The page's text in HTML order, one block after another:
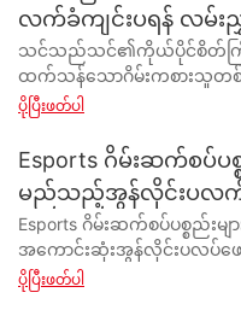
လက်ခံကျင်းပရန် လမ်း
သင်သည်သင်၏ကိုယ်ပိုင်စိတ်ကြိုက် PC အိတ်ကိုဖွင့်ရန်စိတ်အားထက်သန်သောဂိမ်းကစားသူတစ်ဦးလား။ နောက်ထပ်မကြည့်ပါနဲ့! အောင်မြင်သော ဂိမ်း PC case launch event ကို လက်ခံကျင်းပခြင်းအတွက် ကျွန်ုပ်တို့၏ပြည့်စုံလမ်းညွှန်ချက်သည် သင့်ပွဲအား ပြင်းထန်စွာအောင်မြင်စေရန်အတွက် လိုအပ်သောကိရိယာများနှင့် အကြံပြုချက်များအားလုံးကို ပေးမည်ဖြစ်ပါသည်။ အစီအစဥ်နှင့် ပရိုမိုးရှင်းမှ အမှတ်တရ စတင်မိတ်ဆက်ခြင်းအထိ၊ ဤဆောင်းပါးသည် သင့်အား အကျုံးဝင်စေပါသည်။ အမှန်တကယ်မမေ့နိုင်သောဂိမ်း PC case launch event ကိုကျင်းပခြင်း၏လျှို့ဝှက်ချက်များကိုသော့ဖွင့်ရန်ဆက်လက်ဖတ်ပါ။ - သင်၏ Gaming PC Case Launch Event ကို စီစဉ်ခြင်းနှင့် စီစဉ်ခြင်း။ ဂိမ်းဆော့သော PC case မိတ်ဆက်ပွဲကို စီစဉ်ခြင်းနှင့် စီစဉ်ခြင်းသည် စိတ်လှုပ်ရှားစရာကောင်းပြီး စိန်ခေါ်မှုတစ်ခုဖြစ်သည်။ ဂိမ်းဆော့သော PC case ပေးသွင်းသူ သို့မဟုတ် ထုတ်လုပ်သူအနေဖြင့်၊ အောင်မြင်သောပွဲတစ်ခုကို လက်ခံကျင်းပခြင်းက သင့်အမှတ်တံဆိပ်အတွက် buzz ကို ဖန်တီးပေးပြီး မြင်နိုင်စွမ်းကို တိုးမြင့်လာစေနိုင်ပါသည်။ ဤလမ်းညွှန်တွင်၊ သင်၏ ဂိမ်းဆော့သော PC case launch event သည် ကြီးကြီးမားမား အောင်မြင်ကြောင်း သေချာစေရန်အတွက် လိုအပ်သော အဆင့်များကို ပေးပါမည်။ ပထမဆုံးနှင့် အရေးကြီးဆုံးမှာ သင့်ပွဲအတွက် ရှင်းရှင်းလင်းလင်း ပန်းတိုင်တစ်ခု ချမှတ်ရန် အရေးကြီးပါသည်။ ထုတ်ကုန်လိုင်းအသစ်ကို ပြသရန်၊ ဦးဆောင်မှုများပြုလုပ်ရန် သို့မဟုတ် အမှတ်တံဆိပ်တစ်ခုသိရှိစေရန် ဖန်တီးရန် သင်ရှာဖွေနေပါသလား။ သင့်ရည်မှန်းချက်များကို ဖော်ထုတ်ပြီးသည်နှင့် သင်သည် ပွဲ၏ ထောက်ပံ့ပို့ဆောင်ရေးအစီအစဉ်ကို စတင်နိုင်ပါသည်။ ၎င်းတွင် သင့်လျော်မည့်နေရာ ရွေးချယ်ခြင်း၊ ရက်စွဲနှင့် အချိန်သတ်မှတ်ခြင်းနှင့် ပွဲအတွက် ဘတ်ဂျက်ဖန်တီးခြင်းတို့ ပါဝင်သည်။ သင်၏ ဂိမ်း PC case launch event အတွက် နေရာကို ရွေးချယ်သောအခါ၊ နေရာ၏ အရွယ်အစားနှင့် တည်နေရာကို ထည့်သွင်းစဉ်းစားရန် အရေးကြီးပါသည်။ သင့်ဧည့်သည်များကို သက်တောင့်သက်သာ ထားရှိနိုင်ပြီး အလွယ်တကူ ဝင်ရောက်နိုင်သော နေရာတစ်ခုကို သင်ရွေးချယ်လိုပါသည်။ ထို့အပြင်၊ ခန်းမ၏ အလုံးစုံသောလေထုကို ထည့်သွင်းစဉ်းစားပါ - ၎င်းသည် သင့်အမှတ်တံဆိပ်၏ ပုံရိပ်နှင့် ကိုက်ညီပါသလား။ ဂိမ်းဆော့သော PC case ထုတ်လုပ်သူ အများအပြားသည် ၎င်းတို့၏ ထုတ်ကုန်များ၏ အလှတရားများကို ထင်ဟပ်စေသော ပြောင်မြောက်ပြီး ခေတ်မီသော နေရာများကို ရွေးချယ်ကြသည်။ ထို့နောက်၊ သင်၏ပွဲအတွက် ဧည့်သည်စာရင်းကို ဖန်တီးရန် အရေးကြီးပါသည်။ သင့်အစီအစဉ်သည် အများဆုံးထိတွေ့မှုကို ရရှိကြောင်းသေချာစေရန် လုပ်ငန်းနယ်ပယ်တွင် သြဇာလွှမ်းမိုးနိုင်သူများ၊ ဂျာနယ်လစ်များနှင့် အလားအလာရှိသော ဖောက်သည်များကို ဖိတ်ကြားပါ။ သင့်မိတ်ဆက်ပွဲအတွက် မီဒီယာလွှမ်းခြုံမှုကို လုံခြုံစေရန် ဂိမ်းစာစောင်များနှင့် ဝဘ်ဆိုက်များသို့ ဆက်သွယ်ရန် စဉ်းစားပါ။ စာနယ်ဇင်းကိရိယာများနှင့် ထုတ်ကုန်သရုပ်ပြများကို ပံ့ပိုးပေးခြင်းသည် သင်၏ ဂိမ်း PC အိတ်များတွင် စိတ်လှုပ်ရှားမှုနှင့် စိတ်ဝင်စားမှုကို ထုတ်ပေးနိုင်သည်။ ပွဲပရိုမိုးရှင်း၏စည်းကမ်းချက်များအရ၊ သင်၏မိတ်ဆက်ပွဲနှင့်ပတ်သက်ပြီး buzz ဖန်တီးရန် Twitter၊ Instagram နှင့် Facebook ကဲ့သို့သော လူမှုမီဒီယာပလက်ဖောင်းများကို အသုံးပြုပါ။ သင်၏ ဂိမ်းဆော့ PC အိတ်အသစ်များ၊ ပွဲစီစဉ်ခြင်းလုပ်ငန်းစဉ်၏ နောက်ကွယ်မှ ဓာတ်ပုံများနှင့် တက်ရောက်သူများအတွက် သီးသန့်လျှော့စျေးများ သို့မဟုတ် ပရိုမိုးရှင်းများအကြောင်း မျှဝေပါ။ သင့်အစီအစဉ်ကို ၎င်းတို့၏နောက်လိုက်များထံ ကြော်ငြာရာတွင် ကူညီရန် ဂိမ်းလွှမ်းမိုးသူများနှင့် ဘလော့ဂါများနှင့်လည်း ပူးပေါင်းနိုင်သည်။ ပွဲနေ့တွင်၊ အရာအားလုံး အဆင်ပြေချောမွေ့စွာ လည်ပတ်နိုင်စေရန် သေချာစွာ စေ့စေ့စပ်စပ် အချိန်ဇယားရှိရန် အရေးကြီးပါသည်။ တက်ရောက်သူများနှင့် ထိတွေ့ပြီး သင်၏ ဂိမ်း PC အိတ်များ၏ အင်္ဂါရပ်များကို ပြသရန် ထုတ်ကုန်သရုပ်ပြများ၊ လက်ဆောင်ပစ္စည်းများနှင့် အမေးအဖြေကဏ္ဍများကို လက်ခံကျင်းပရန် စဉ်းစားပါ။ ဧည့်သည်များအတွက် အစားအသောက်နှင့် အဖျော်ယမကာများ ပံ့ပိုးပေးခြင်းသည် ကြိုဆိုပြီး ပျော်ရွှင်ဖွယ်ကောင်းသော လေထုကို ဖန်တီးပေးနိုင်သည်။ ပွဲအပြီးမှာ တက်ရောက်လာသူတွေနဲ့ သူတို့ရဲ့ အားပေးမှုကို ကျေးဇူးတင်ဖို့ မမေ့ပါနဲ့။ နောင်ဖြစ်ရပ်များအတွက် အကြံပြုချက်များနှင့် အကြံပြုချက်များကို စုဆောင်းရန်အတွက် ပွဲအပြီးတွင် စစ်တမ်းတစ်ခုပေးပို့ရန် စဉ်းစားပါ။ ထို့အပြင်၊ အရှိန်အဟုန်ဆက်လက်တည်မြဲစေရန် သင်၏ဆိုရှယ်မီဒီယာချန်နယ်များနှင့် ဝဘ်ဆိုဒ်များတွင် အဖြစ်အပျက်များမှ ပေါ်လွင်ချက်များကို မျှဝေပါ။ နိဂုံးချုပ်အနေဖြင့်၊ အောင်မြင်သော ဂိမ်း PC case launch event ကို လက်ခံကျင်းပခြင်းသည် ဂရုတစိုက်စီစဉ်ခြင်း၊ အဖွဲ့အစည်းနှင့် အရောင်းမြှင့်တင်မှု လိုအပ်ပါသည်။ ဤလမ်းညွှန်တွင်ဖော်ပြထားသော အဆင့်များကို လိုက်နာခြင်းဖြင့်၊ ပါဝင်ပတ်သက်သူအားလုံးအတွက် အမှတ်တရဖြစ်စေပြီး အကျိုးသက်ရောက်မှုရှိသော အတွေ့အကြုံတစ်ခုဖြစ်ကြောင်း သင်သေချာနိုင်ပါသည်။ ကံကောင်းပါစေ။ - Buzz ဖန်တီးခြင်းနှင့် ဂိမ်းကစားသူများအကြား စိတ်ဝင်စားမှုဖန်တီးခြင်း။ ယနေ့ခေတ် လျင်မြန်သောကမ္ဘာတွင်၊ ထုတ်ကုန်အသစ်များနှင့် ဆန်းသစ်တီထွင်မှုများကို ပုံမှန်မိတ်ဆက်ခြင်းဖြင့် ဂိမ်းစက်မှုလုပ်ငန်းသည် အဆက်မပြတ်တိုးတက်နေပြီး တိုးချဲ့လျက်ရှိသည်။ ဂိမ်းကစားသူများကြားတွင် အလွန်ရေပန်းစားသော ထုတ်ကုန်တစ်ခုမှာ ဂိမ်းဆော့သော PC Case ဖြစ်သည်။ ဤကိစ္စများသည် ဂိမ်းတပ်ဆင်မှု၏ အလုံးစုံသော အလှတရားကို မြှင့်တင်ပေးရုံသာမက လုပ်ဆောင်နိုင်စွမ်းနှင့် စွမ်းဆောင်ရည် အကျိုးကျေးဇူးများကိုလည်း ပေးဆောင်ပါသည်။ ဂိမ်းဆော့သော PC case ပေးသွင်းသူများနှင့် ထုတ်လုပ်သူများအတွက်၊ မိတ်ဆက်ပွဲကို လက်ခံကျင်းပခြင်းသည် ဂိမ်းကစားသူများကြား စိတ်ဝင်စားမှုကို ဖန်တီးရန်နှင့် ဂိမ်းကစားသူများကြား စိတ်ဝင်စား
ပိုပြီးဖတ်ပါ
Esports ဂိမ်းဆက်စပ်
မည်သည့်အွန်လိုင်းပလက်
သနည်း။
Esports ဂိမ်းဆက်စပ်ပစ္စည်းများ လက်ကားရောင်းချခြင်းအတွက် အကောင်းဆုံးအွန်လိုင်းပလပ်ဖောင်းရှိ ကျွန်ုပ်တို့၏ပြည့်စုံလမ်းညွှန်မှလှိုက်လှဲစွာကြိုဆိုပါသည်။ Esports ၏ရေပန်းစားမှုသည် တဟုန်ထိုးတက်လာသည်နှင့်အမျှ အရည်အသွေးမြင့်၊ တတ်နိုင်သောဆက်စပ်ပစ္စည်းများအတွက် မှန်ကန်သောပလက်ဖောင်းကိုရှာဖွေခြင်းသည် အပြိုင်အဆိုင်ဂိမ်းစက်မှုနယ်ပယ်တွင်အောင်မြင်ရန်အတွက်အရေးကြီးပါသည်။ ဤဆောင်းပါးတွင်၊ သင့်လုပ်ငန်းအတွက် တိကျသေချာသော ဆုံးဖြတ်ချက်တစ်ခုချနိုင်ရန် ကူညီပေးသည့် Esports ဂိမ်းဆက်စပ်ပစ္စည်းများကို လက်ကားစျေးနှုန်းများဖြင့် ကျယ်ပြန့်စွာပေးဆောင်သည့် ထိပ်တန်းအွန်လိုင်းပလက်ဖောင်းများကို လေ့လာပါမည်။ သင်သည် ပရော်ဖက်ရှင်နယ် ဂိမ်းကစားသူ၊ Esports အဖွဲ့ သို့မဟုတ် နောက်ဆုံးပေါ် ဂိမ်းပစ္စည်းများကို စုဆောင်းလိုသည့် လက်လီရောင်းချသူဖြစ်ပါစေ၊ ကျွန်ုပ်တို့ သင့်အား ဖြည့်ဆည်းပေးထားပါသည်။ သင်၏ Esports ဂိမ်းဆက်စပ်ပစ္စည်း လိုအပ်ချက်အားလုံးအတွက် အကောင်းဆုံးပလပ်ဖောင်းကို ရှာဖွေရန် ဆက်လက်ဖတ်ရှုပါ။ - Esports Gaming Accessories လက်လီရောင်းချခြင်းမိတ်ဆက် Esports Gaming Accessories လက်လီလက်ကား လျင်မြန်သော esports ကမ္ဘာတွင်၊ မှန်ကန်သော ဂိမ်းဆက်စပ်ပစ္စည်းများရှိခြင်းသည် အောင်ပွဲနှင့်အရှုံးကြား ခြားနားချက်အားလုံးကို ဖြစ်စေနိုင်သည်။ အရည်အသွေးမြင့် ကီးဘုတ်များနှင့် ကြွက်များမှသည် အံဝင်ခွင်ကျ ဂိမ်းကစားသည့်ထိုင်ခုံများနှင့် နားကြပ်များအထိ၊ ကစားသမားများသည် ၎င်းတို့၏စွမ်းဆောင်ရည်ကို မြှင့်တင်ရန် အကောင်းဆုံးကိရိယာများကို အဆက်မပြတ်ရှာဖွေနေပါသည်။ esports ဂိမ်းဆက်စပ်ပစ္စည်းများကို အစုလိုက်ဝယ်ယူလိုသူများအတွက်၊ လက်ကားပလပ်ဖောင်းများသည် အဆင်ပြေပြီး ကုန်ကျစရိတ်သက်သာသော ဖြေရှင်းချက်ကို ပေးပါသည်။ esports ဂိမ်းဆက်စပ်ပစ္စည်းများ လက်ကားဈေးကွက်တွင် အဓိကကစားသမားများထဲမှတစ်ခုမှာ အွန်လိုင်းပလက်ဖောင်းများဖြစ်သည်။ ဤပလပ်ဖောင်းများသည် ထိပ်တန်းအမှတ်တံဆိပ်များမှ ထုတ်ကုန်အများအပြားကို အပြိုင်အဆိုင်စျေးနှုန်းများဖြင့် ပံ့ပိုးပေးသောကြောင့် လက်လီရောင်းချသူများနှင့် ပြန်လည်ရောင်းချသူများအတွက် နောက်ဆုံးပေါ်ပစ္စည်းများကို သိုလှောင်ရန် လွယ်ကူစေသည်။ သင်သည် ဂိမ်းကစားသည့်နေရာ၊ အွန်လိုင်းစတိုး သို့မဟုတ် esports အဖွဲ့ကို ၀တ်ဆင်လိုသည်ဖြစ်စေ အွန်လိုင်းလက်ကားပလက်ဖောင်းများသည် သင့်လိုအပ်ချက်များကို ဖြည့်ဆည်းပေးနိုင်ပါသည်။ esports ဂိမ်းဆက်စပ်ပစ္စည်းများ လက်ကားရောင်းချခြင်းအတွက် အကောင်းဆုံးအွန်လိုင်းပလပ်ဖောင်းကို ရွေးချယ်ရာတွင် ထည့်သွင်းစဉ်းစားရမည့်အချက်များစွာရှိပါသည်။ ပထမအချက်မှာ ရရှိနိုင်သော ထုတ်ကုန်အမျိုးအစားများဖြစ်သည်။ ကီးဘုတ်များ၊ ကြွက်များ၊ ထိန်းချုပ်ကိရိယာများ၊ နားကြပ်များနှင့် အခြားအရာများ အပါအဝင် အမျိုးမျိုးသော ဂိမ်းဆက်စပ်ပစ္စည်းများကို ပံ့ပိုးပေးသည့် ပလပ်ဖောင်းကို ရှာဖွေပါ။ ၎င်းသည် သင့်ပစ်မှတ်စျေးကွက်၏လိုအပ်ချက်များကိုဖြည့်ဆည်းရန်အတွက် ကျယ်ပြန့်သောထုတ်ကုန်မျိုးစုံကို သင်ဝင်ရောက်ခွင့်ရရှိစေမည်ဖြစ်သည်။ ထည့်သွင်းစဉ်းစားရန် နောက်ထပ်အရေးကြီးသည့်အချက်မှာ စျေးနှုန်းနှင့် လျှော့စျေးများဖြစ်သည်။ လက်ကားရောင်းချသည့်ပလပ်ဖောင်းများသည် သင့်အား အမြတ်အစွန်းများကို တိုးမြှင့်နိုင်စေမည့် လက်လီရောင်းချသူများအတွက် အထူးလျှော့စျေးများနှင့် အထူးလျှော့စျေးများကို ပေးလေ့ရှိပါသည်။ ပွင့်လင်းမြင်သာသောစျေးနှုန်းကိုပေးဆောင်ပြီး အတတ်နိုင်ဆုံးအကောင်းဆုံးသဘောတူညီချက်များရရှိကြောင်းသေချာစေရန်အတွက် ယှဉ်ပြိုင်မှုနှုန်းထားများကို ပေးဆောင်သည့်ပလပ်ဖောင်းကိုရှာဖွေပါ။ ထုတ်ကုန်ရွေးချယ်မှုနှင့် စျေးနှုန်းအပြင် ပလက်ဖောင်းပေါ်ရှိ ထုတ်ကုန်များ၏ အရည်အသွေးကိုလည်း ထည့်သွင်းစဉ်းစားရန် အရေးကြီးပါသည်။ Esports ဂိမ်းကစားသူများသည် နာရီပေါင်းများစွာ အသုံးပြုမှုနှင့် ပြင်းထန်သောဂိမ်းကစားခြင်းကို ခံနိုင်ရည်ရှိသော စွမ်းဆောင်ရည်မြင့်ပစ္စည်းများကို တောင်းဆိုကြသည်။ ၎င်းတို့၏ တာရှည်ခံမှုနှင့် ယုံကြည်စိတ်ချရမှုအတွက် လူသိများသော ကျော်ကြားသော ကုန်အမှတ်တံဆိပ်များမှ ထုတ်ကုန်များကို ကမ်းလှမ်းသည့် ပလပ်ဖောင်းများကို ရှာဖွေပါ။ နောက်ဆုံးအနေနှင့်၊ esports ဂိမ်းဆက်စပ်ပစ္စည်းများ လက်ကားရောင်းချရန်အတွက် အွန်လိုင်းပလက်ဖောင်းကို ရွေးချယ်ရာတွင် သုံးစွဲသူဝန်ဆောင်မှုနှင့် ပံ့ပိုးကူညီမှုသည် မရှိမဖြစ်လိုအပ်ပါသည်။ မှာယူမှုလုပ်ငန်းစဉ်ကို တတ်နိုင်သမျှ ချောမွေ့စေရန် တုံ့ပြန်မှုရှိသော ဖောက်သည်ပံ့ပိုးမှုနှင့် အသုံးပြုသူအတွက် အဆင်ပြေသည့် အင်တာဖေ့စ်ကို ပံ့ပိုးပေးသည့် ပလပ်ဖောင်းတစ်ခုကို ရှာဖွေပါ။ ၎င်းသည် သင်လိုအပ်သော ထုတ်ကုန်များကို မည်သည့်အခက်အခဲမှမရှိဘဲ မြန်မြန်ဆန်ဆန်နှင့် ထိထိရောက်ရောက်ရရှိနိုင်ကြောင်း သေချာစေသည်။ နိဂုံးချုပ်အားဖြင့်၊ အွန်လိုင်းပလပ်ဖောင်းများသည် esports ဂိမ်းဆက်စပ်ပစ္စည်းများ လက်ကားဝယ်ယူလိုသော လက်လီရောင်းချသူများနှင့် ပြန်လည်ရောင်းချသူများအတွက် အကောင်းဆုံးရွေးချယ်မှုတစ်ခုဖြစ်သည်။ ထုတ်ကုန်အများအပြားရွေးချယ်မှု၊ ပြိုင်ဆိုင်မှုရှိသောစျေးနှုန်းနှင့် ယုံကြည်စိတ်ချရသော ဖောက်သည်ပံ့ပိုးမှုတို့ဖြင့်၊ အွန်လိုင်းပလပ်ဖောင်းများသည် သင့်ဂိမ်းစတိုး သို့မဟုတ် esports အဖွဲ့အတွက် နောက်ဆုံးပေါ်ပစ္စည်းများကို အလွယ်တကူ စုဆောင်းနိုင်စေသည်။ အွန်လိုင်းပလက်ဖောင်းတစ်ခုကို ရွေးချယ်သည့်အခါ၊ သင်ဖြစ်နိုင်သမျှ အကောင်းဆုံးသော သဘောတူညီချက်များရရှိစေရန် သေချာစေရန် ထုတ်ကုန်အကွာအဝေး၊ ဈေးနှုန်း၊ အရည်အသွေးနှင့် ဖောက်သည်ဝန်ဆောင်မှုစသည့် အကြောင်းရင်းများကို သေချာစဉ်းစားပါ။ - လက်ကားဝယ်ယူမှုအတွက် အွန်လိုင်းပလပ်ဖောင်းများကို နှိုင်းယှဉ်ခြင်း။ များပြားလှသော esports ဂိမ်းဆက်စပ်ပစ္စည်းများကို ဝယ်ယူခြင်းနှင့်ပတ်သက်၍ မှန်ကန်သောအွန်လိုင်းပလပ်ဖောင်းကို ရှာဖွေခြင်းသည် ၎င်းတို့၏အမြတ်အစွန်းကို မြှင့်တင်ရန်နှင့် ၎င်းတို့၏ဝယ်ယူမှုလုပ်ငန်းစဉ်ကို ချောမွေ့စေရန်ရှာ
ပိုပြီးဖတ်ပါ